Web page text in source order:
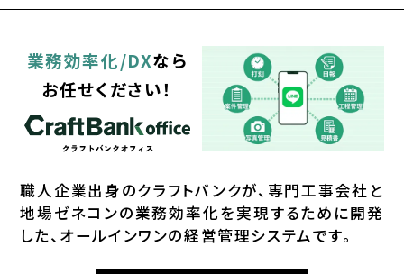
業務効率化/DXなら
お任せください！
職⼈企業出⾝のクラフトバンクが、 専⾨⼯事会社と
地場ゼネコンの業務効率化を実現するために開発
した、オールインワンの経営管理システムです。